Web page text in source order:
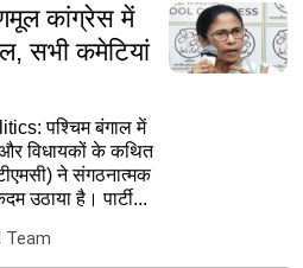
कांग्रेस में
सभी कमेटियां
पश्चिम बंगाल में
विधायकों के कथित
ने संगठनात्मक
उठाया है। पार्टी...
Team